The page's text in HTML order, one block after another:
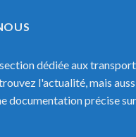
dédiée aux
l'actualité, mais
documentation précise